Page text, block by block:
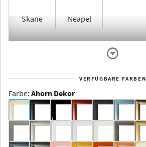
Skane Neapel
Dakota -
Rahmenloser
VERFÜGBARE FARBEN
Farbe: Ahorn Dekor